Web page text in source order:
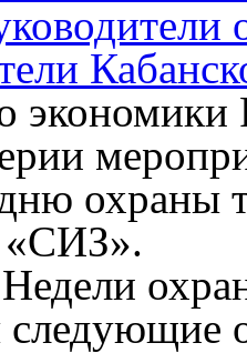
экономики
охраны
«СИЗ».
следующие